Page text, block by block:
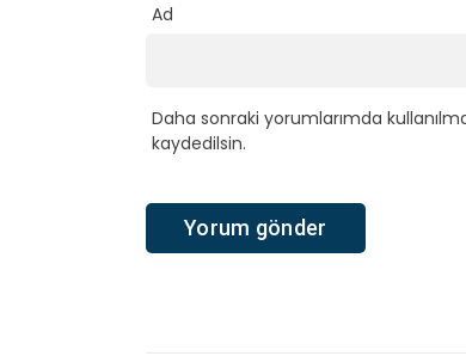
Ad
Daha sonraki yorumlarımda
kaydedilsin.